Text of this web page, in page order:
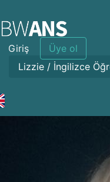
Giriş Üye ol